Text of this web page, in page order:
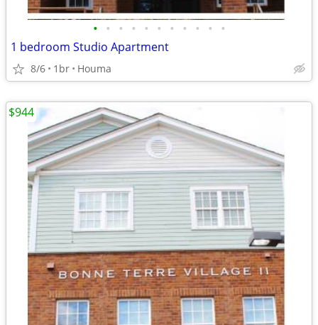
• • • • • • • • • • •
1 bedroom Studio Apartment
8/6 1br Houma
$944